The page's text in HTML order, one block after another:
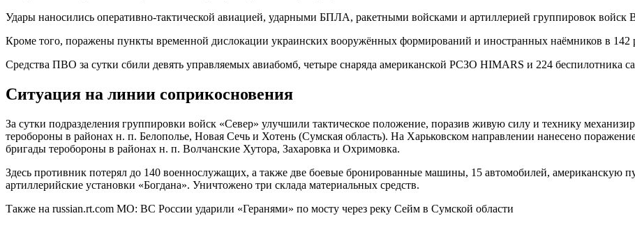
Удары наносились оперативно-тактической авиацией, ударными БПЛА, ракетными войсками и артиллерией группировок войск
Кроме того, поражены пункты временной дислокации украинских вооружённых формирований и иностранных наёмников в 142
Средства ПВО за сутки сбили девять управляемых авиабомб, четыре снаряда американской РСЗО HIMARS и 224 беспилотника
Ситуация на линии соприкосновения
За сутки подразделения группировки войск «Север» улучшили тактическое положение, поразив живую силу и технику
теробороны в районах н. п. Белополье, Новая Сечь и Хотень (Сумская область). На Харьковском направлении нанесено
бригады теробороны в районах н. п. Волчанские Хутора, Захаровка и Охримовка.
Здесь противник потерял до 140 военнослужащих, а также две боевые бронированные машины, 15 автомобилей, американскую
артиллерийские установки «Богдана». Уничтожено три склада материальных средств.
Также на russian.rt.com МО: ВС России ударили «Геранями» по мосту через реку Сейм в Сумской области